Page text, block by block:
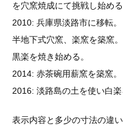
を穴窯焼成にて挑戦し始める
2010: 兵庫県淡路市に移転。
半地下式穴窯、楽窯を築窯。
黒楽を焼き始める。
2014: 赤茶碗用薪窯を築窯。
2016: 淡路島の土を使い白楽
表示内容と多少の寸法の違